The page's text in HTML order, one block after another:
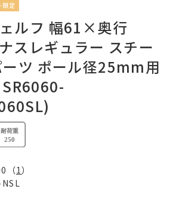
限定
ルフ 幅61×奥行
スレギュラー スチー
ツ ポール径25mm用
（1）